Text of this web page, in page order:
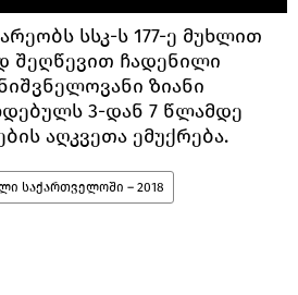
სსკ-ს 177-ე მუხლით
შეღწევით ჩადენილი
ზიანი
3-დან 7 წლამდე
აღკვეთა ემუქრება.
საქართველოში – 2018